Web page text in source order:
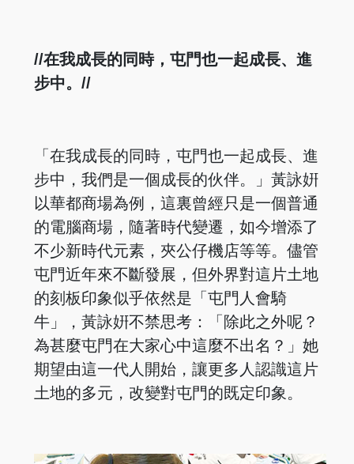
//在我成長的同時，屯門也一起成長、進
步中。//
「在我成長的同時，屯門也一起成長、進
步中，我們是一個成長的伙伴。」黃詠姸
以華都商場為例，這裏曾經只是一個普通
的電腦商場，隨著時代變遷，如今增添了
不少新時代元素，夾公仔機店等等。儘管
屯門近年來不斷發展，但外界對這片土地
的刻板印象似乎依然是「屯門人會騎
牛」，黃詠姸不禁思考：「除此之外呢？
為甚麼屯門在大家心中這麼不出名？」她
期望由這一代人開始，讓更多人認識這片
土地的多元，改變對屯門的既定印象。